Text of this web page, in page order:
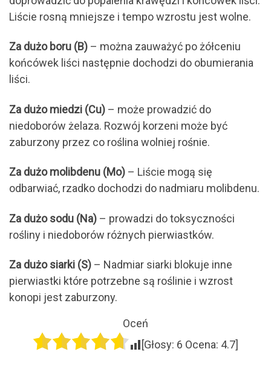
Liście rosną mniejsze i tempo wzrostu jest wolne.
Za dużo boru (B) – można zauważyć po żółceniu
końcówek liści następnie dochodzi do obumierania
liści.
Za dużo miedzi (Cu) – może prowadzić do
niedoborów żelaza. Rozwój korzeni może być
zaburzony przez co roślina wolniej rośnie.
Za dużo molibdenu (Mo) – Liście mogą się
odbarwiać, rzadko dochodzi do nadmiaru molibdenu.
Za dużo sodu (Na) – prowadzi do toksyczności
rośliny i niedoborów różnych pierwiastków.
Za dużo siarki (S) – Nadmiar siarki blokuje inne
pierwiastki które potrzebne są roślinie i wzrost
konopi jest zaburzony.
Oceń
[Głosy: 6 Ocena: 4.7]